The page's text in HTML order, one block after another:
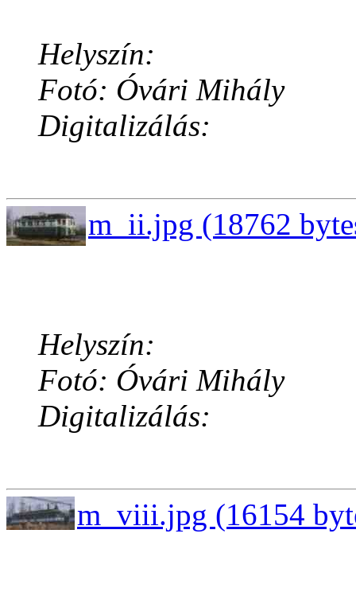
Helyszín:
Fotó: Óvári Mihály
Digitalizálás:
m_ii.jpg (18762
Helyszín:
Fotó: Óvári Mihály
Digitalizálás:
m_viii.jpg (16154